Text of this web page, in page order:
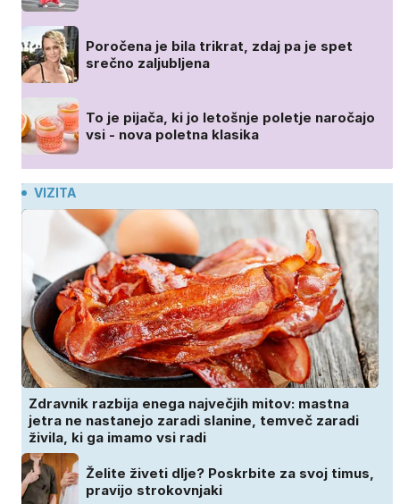
Poročena je bila trikrat, zdaj pa je spet
srečno zaljubljena
To je pijača, ki jo letošnje poletje naročajo
vsi - nova poletna klasika
VIZITA
Zdravnik razbija enega največjih mitov: mastna
jetra ne nastanejo zaradi slanine, temveč zaradi
živila, ki ga imamo vsi radi
Želite živeti dlje? Poskrbite za svoj timus,
pravijo strokovnjaki